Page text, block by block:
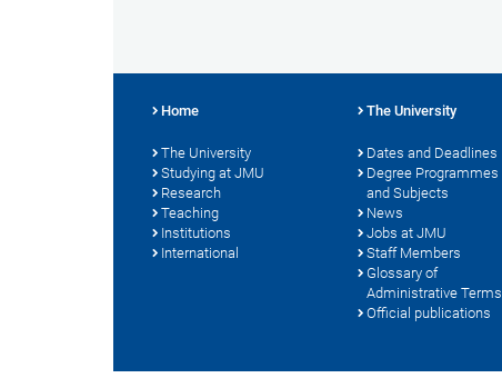
Home
The University
Studying at JMU
Research
Teaching
Institutions
International
The University
Dates and Deadlines
Degree Programmes
and Subjects
News
Jobs at JMU
Staff Members
Glossary of
Administrative Terms
Official publications